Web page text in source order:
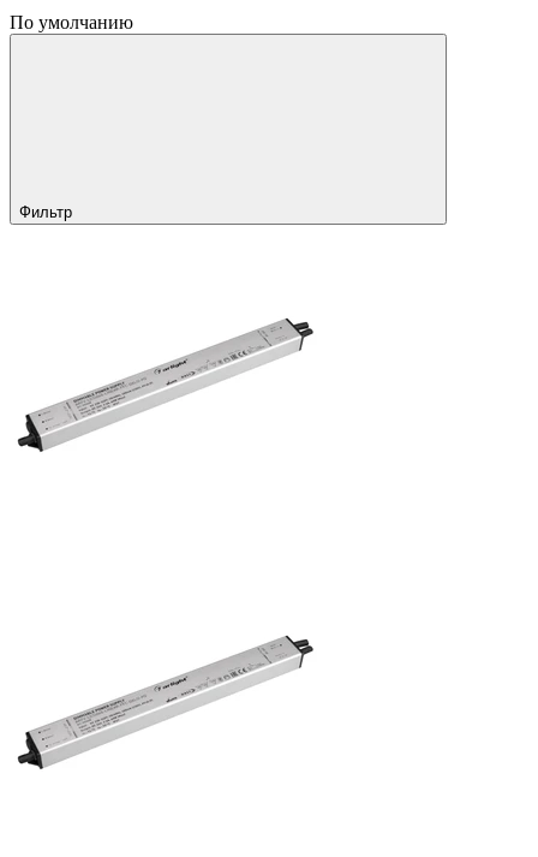
По умолчанию
Фильтр